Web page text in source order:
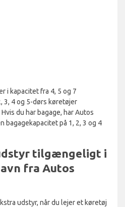
i kapacitet fra 4, 5 og 7
3, 4 og 5-dørs køretøjer
du har bagage, har Autos
bagagekapacitet på 1, 2, 3 og 4
tilgængeligt i
fra Autos
udstyr, når du lejer et køretøj